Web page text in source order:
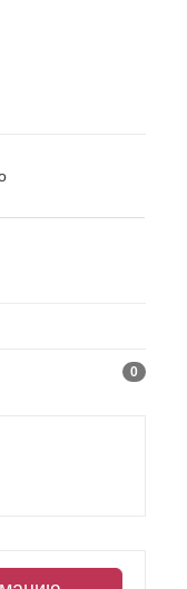
0